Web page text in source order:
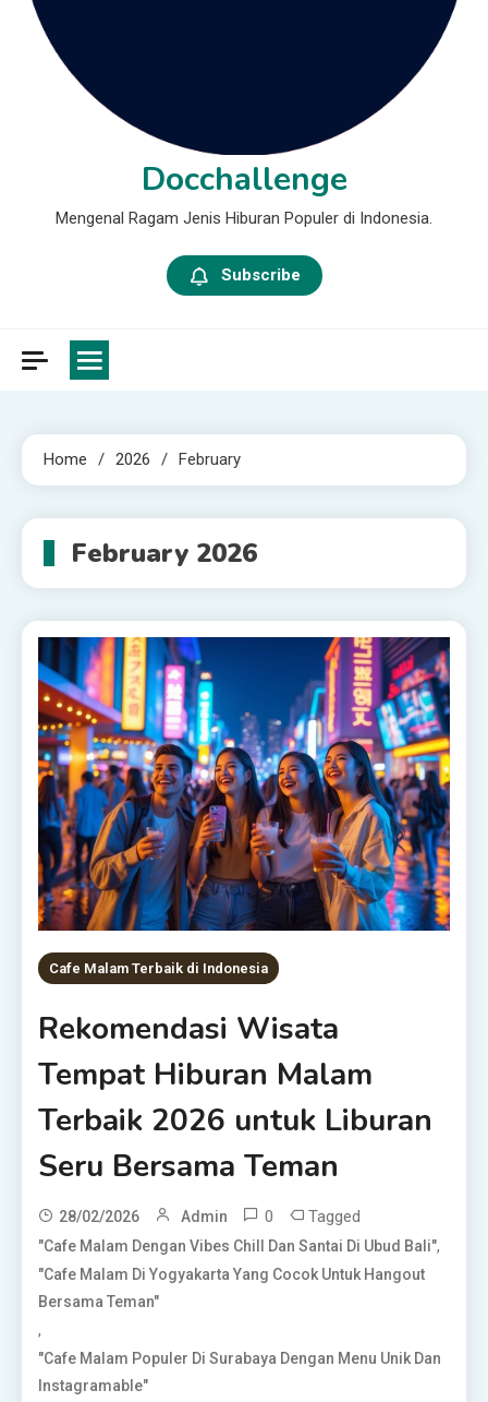
Docchallenge
Mengenal Ragam Jenis Hiburan Populer di Indonesia.
Subscribe
Home 2026 February
February 2026
Cafe Malam Terbaik di Indonesia
Rekomendasi Wisata
Tempat Hiburan Malam
Terbaik 2026 untuk Liburan
Seru Bersama Teman
28/02/2026 Admin 0 Tagged
"Cafe Malam Dengan Vibes Chill Dan Santai Di Ubud Bali",
"Cafe Malam Di Yogyakarta Yang Cocok Untuk Hangout
Bersama Teman"
,
"Cafe Malam Populer Di Surabaya Dengan Menu Unik Dan
Instagramable"